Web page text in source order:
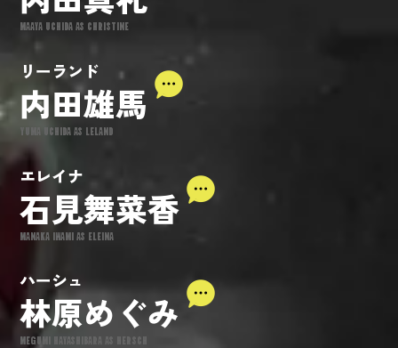
MAAYA UCHIDA AS CHRISTINE
リーランド
内田雄馬
YUMA UCHIDA AS LELAND
エレイナ
石見舞菜香
MANAKA IWAMI AS ELEINA
ハーシュ
林原めぐみ
MEGUMI HAYASHIBARA AS HERSCH